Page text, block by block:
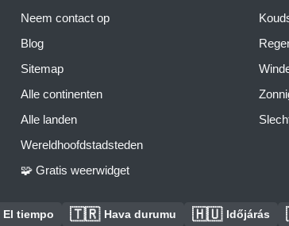
Neem contact op
Blog
Sitemap
Alle continenten
Alle landen
Wereldhoofdstadsteden
🧩 Gratis weerwidget
El tiempo 🇹🇷 Hava durumu 🇭🇺 Időjárás